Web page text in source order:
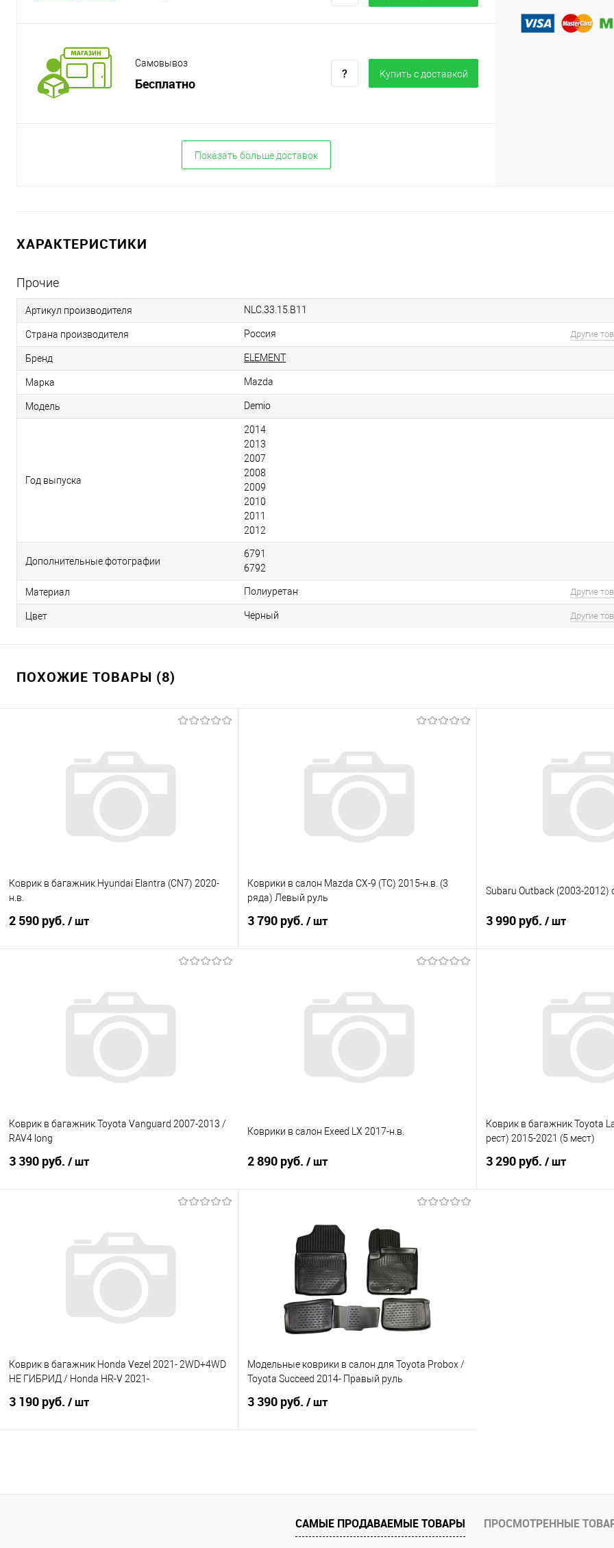
Самовывоз
Бесплатно
Купить c доставкой
Показать больше доставок
ХАРАКТЕРИСТИКИ
Прочие
Артикул производителя NLC.33.15.B11
Страна производителя Россия Другие
Бренд ELEMENT
Марка Mazda
Модель Demio
Год выпуска
2014
2013
2007
2008
2009
2010
2011
2012
Дополнительные фотографии
6791
6792
Материал Полиуретан Другие
Цвет Черный Другие
ПОХОЖИЕ ТОВАРЫ (8)
Коврик в багажник Hyundai Elantra (CN7) 2020-
н.в.
2 590 руб. / шт
Купить в 1 клик
Сравнение
Под заказ
Коврики в салон Mazda CX-9 (TC) 2015-н.в. (3
ряда) Левый руль
3 790 руб. / шт
Купить в 1 клик
Сравнение
Под заказ
Subaru Outback (2003-2012)
3 990 руб. / шт
Купить в 1 клик
Коврик в багажник Toyota Vanguard 2007-2013 /
RAV4 long
3 390 руб. / шт
Купить в 1 клик
Сравнение
В наличии
Коврики в салон Exeed LX 2017-н.в.
2 890 руб. / шт
Купить в 1 клик
Сравнение
В избранное
Под заказ
Коврик в багажник Toyota
рест) 2015-2021 (5 мест)
3 290 руб. / шт
Коврик в багажник Honda Vezel 2021- 2WD+4WD
НЕ ГИБРИД / Honda HR-V 2021-
3 190 руб. / шт
Купить в 1 клик
Сравнение
Модельные коврики в салон для Toyota Probox /
Toyota Succeed 2014- Правый руль
3 390 руб. / шт
Купить в 1 клик
Сравнение
В избранное
В наличии
САМЫЕ ПРОДАВАЕМЫЕ ТОВАРЫ ПРОСМОТРЕННЫЕ